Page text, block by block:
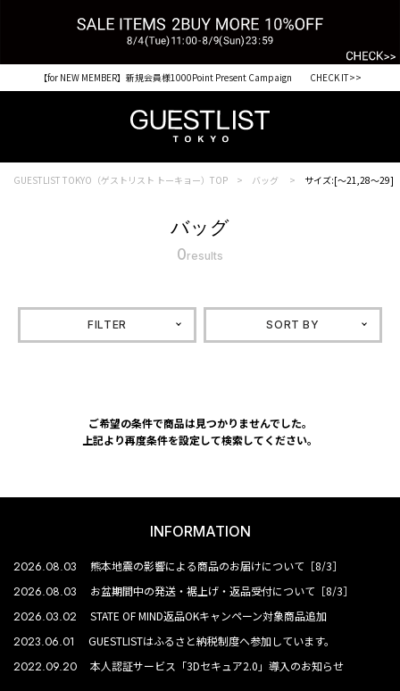
【for NEW MEMBER】新規会員様1000Point Present Campaign CHECK IT>>
GUESTLIST TOKYO（ゲストリスト トーキョー）TOP バッグ サイズ:[～21,28～29]
バッグ
0results
FILTER SORT BY
ご希望の条件で商品は見つかりませんでした。
上記より再度条件を設定して検索してください。
INFORMATION
2026.08.03 熊本地震の影響による商品のお届けについて［8/3］
2026.08.03 お盆期間中の発送・裾上げ・返品受付について［8/3］
2026.03.02 STATE OF MIND返品OKキャンペーン対象商品追加
2023.06.01 GUESTLISTはふるさと納税制度へ参加しています。
2022.09.20 本人認証サービス「3Dセキュア2.0」導入のお知らせ